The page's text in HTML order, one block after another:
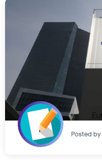
Posted by